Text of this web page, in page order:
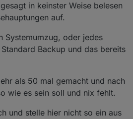
in keinster Weise belesen
auf.
Systemumzug, oder jedes
Backup und das bereits
als 50 mal gemacht und nach
wie es sein soll und nix fehlt.
und stelle hier nicht so ein aus